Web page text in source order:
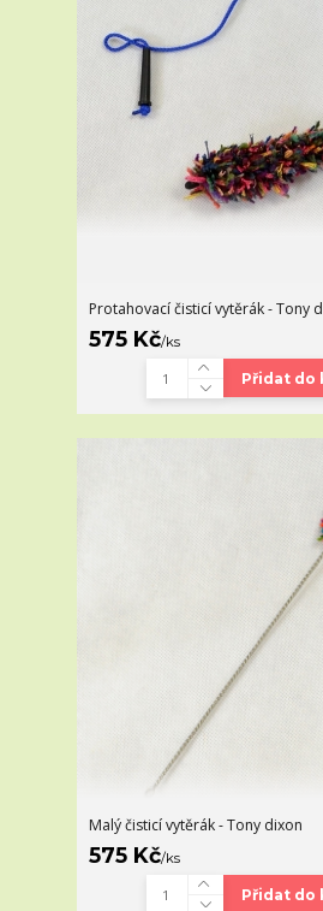
Protahovací čisticí vytěrák - Tony
575 Kč/ks
Přidat do
Malý čisticí vytěrák - Tony dixon
575 Kč/ks
Přidat do